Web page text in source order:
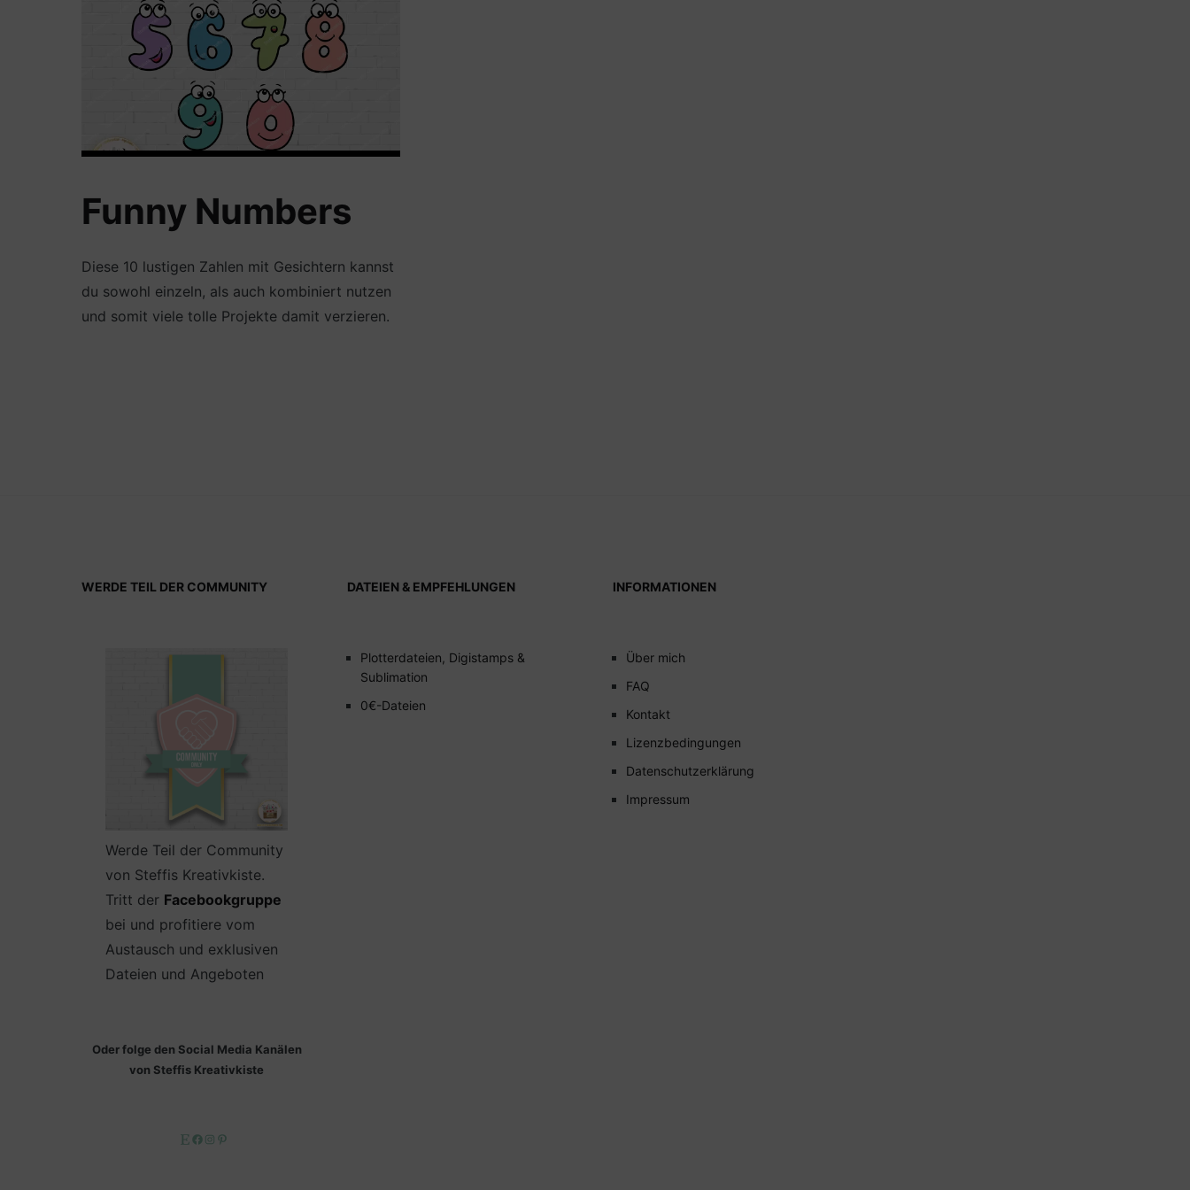
Funny Numbers
Diese 10 lustigen Zahlen mit Gesichtern kannst
du sowohl einzeln, als auch kombiniert nutzen
und somit viele tolle Projekte damit verzieren.
WERDE TEIL DER COMMUNITY
Werde Teil der Community
von Steffis Kreativkiste.
Tritt der Facebookgruppe
bei und profitiere vom
Austausch und exklusiven
Dateien und Angeboten
Oder folge den Social Media Kanälen
von Steffis Kreativkiste
EtsyFacebook
Instagram
DATEIEN & EMPFEHLUNGEN
Plotterdateien, Digistamps &
Sublimation
0€-Dateien
INFORMATIONEN
Über mich
FAQ
Kontakt
Lizenzbedingungen
Datenschutzerklärung
Impressum